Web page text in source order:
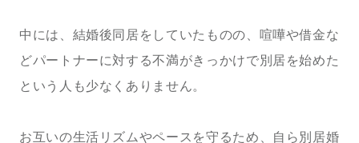
中には、結婚後同居をしていたものの、喧嘩や借金な
どパートナーに対する不満がきっかけで別居を始めた
という人も少なくありません。
お互いの生活リズムやペースを守るため、自ら別居婚